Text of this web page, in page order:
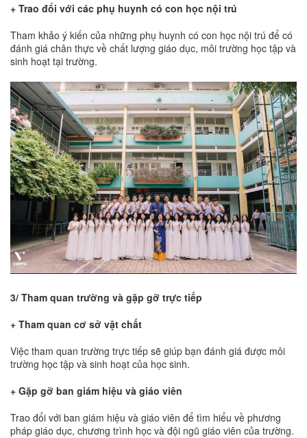
+ Trao đổi với các phụ huynh có con học nội trú
Tham khảo ý kiến của những phụ huynh có con học nội trú để có
đánh giá chân thực về chất lượng giáo dục, môi trường học tập và
sinh hoạt tại trường.
3/ Tham quan trường và gặp gỡ trực tiếp
+ Tham quan cơ sở vật chất
Việc tham quan trường trực tiếp sẽ giúp bạn đánh giá được môi
trường học tập và sinh hoạt của học sinh.
+ Gặp gỡ ban giám hiệu và giáo viên
Trao đổi với ban giám hiệu và giáo viên để tìm hiểu về phương
pháp giáo dục, chương trình học và đội ngũ giáo viên của trường.